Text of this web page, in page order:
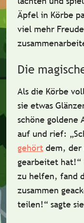
Äpfel in Körbe
viel mehr Freude
Die
Als die Körbe
sie etwas
schöne goldene
auf und rief:
gehörtdem, der
gearbeitet hat!“
zu helfen, fand
zusammen
teilen!“ sagte